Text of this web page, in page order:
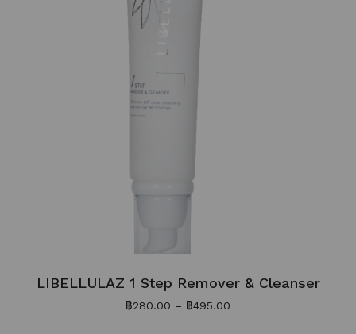
LIBELLULAZ 1 Step Remover & Cleanser
฿280.00 – ฿495.00